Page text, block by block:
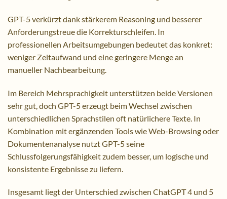
GPT-5 verkürzt dank stärkerem Reasoning und besserer
Anforderungstreue die Korrekturschleifen. In
professionellen Arbeitsumgebungen bedeutet das konkret:
weniger Zeitaufwand und eine geringere Menge an
manueller Nachbearbeitung.
Im Bereich Mehrsprachigkeit unterstützen beide Versionen
sehr gut, doch GPT-5 erzeugt beim Wechsel zwischen
unterschiedlichen Sprachstilen oft natürlichere Texte. In
Kombination mit ergänzenden Tools wie Web-Browsing oder
Dokumentenanalyse nutzt GPT-5 seine
Schlussfolgerungsfähigkeit zudem besser, um logische und
konsistente Ergebnisse zu liefern.
Insgesamt liegt der Unterschied zwischen ChatGPT 4 und 5